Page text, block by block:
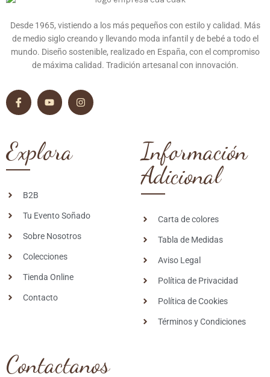
Desde 1965, vistiendo a los más pequeños con estilo y calidad. Más
de medio siglo creando y llevando moda infantil y de bebé a todo el
mundo. Diseño sostenible, realizado en España, con el compromiso
de máxima calidad. Tradición artesanal con innovación.
Explora
B2B
Tu Evento Soñado
Sobre Nosotros
Colecciones
Tienda Online
Contacto
Información
Adicional
Carta de colores
Tabla de Medidas
Aviso Legal
Política de Privacidad
Política de Cookies
Términos y Condiciones
Contactanos